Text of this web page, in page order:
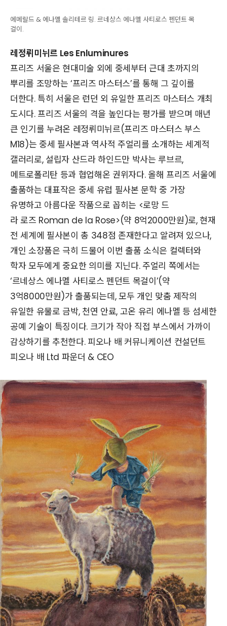
에메랄드 & 에나멜 솔리테르 링. 르네상스 에나멜 사티로스 펜던트 목
걸이.
레정뤼미뉘르 Les Enluminures
프리즈 서울은 현대미술 외에 중세부터 근대 초까지의
뿌리를 조망하는 ‘프리즈 마스터스’를 통해 그 깊이를
더한다. 특히 서울은 런던 외 유일한 프리즈 마스터스 개최
도시다. 프리즈 서울의 격을 높인다는 평가를 받으며 매년
큰 인기를 누려온 레정뤼미뉘르(프리즈 마스터스 부스
M18)는 중세 필사본과 역사적 주얼리를 소개하는 세계적
갤러리로, 설립자 산드라 하인드만 박사는 루브르,
메트로폴리탄 등과 협업해온 권위자다. 올해 프리즈 서울에
출품하는 대표작은 중세 유럽 필사본 문학 중 가장
유명하고 아름다운 작품으로 꼽히는 <로망 드
라 로즈 Roman de la Rose>(약 8억2000만원)로, 현재
전 세계에 필사본이 총 348점 존재한다고 알려져 있으나,
개인 소장품은 극히 드물어 이번 출품 소식은 컬렉터와
학자 모두에게 중요한 의미를 지닌다. 주얼리 쪽에서는
‘르네상스 에나멜 사티로스 펜던트 목걸이’(약
3억8000만원)가 출품되는데, 모두 개인 맞춤 제작의
유일한 유물로 금박, 천연 안료, 고온 유리 에나멜 등 섬세한
공예 기술이 특징이다. 크기가 작아 직접 부스에서 가까이
감상하기를 추천한다. 피오나 배 커뮤니케이션 컨설던트
피오나 배 Ltd 파운더 & CEO